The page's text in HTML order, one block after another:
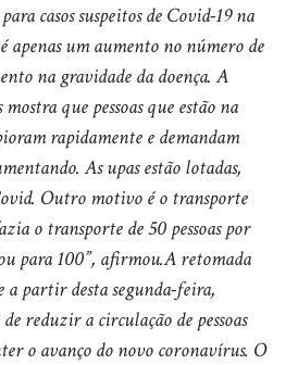
casos suspeitos de Covid-19 na
apenas um aumento no número de
na gravidade da doença. A
que pessoas que estão na
rapidamente e demandam
As upas estão lotadas,
Outro motivo é o transporte
o transporte de 50 pessoas por
para 100”, afirmou.A retomada
a partir desta segunda-feira,
reduzir a circulação de pessoas
o avanço do novo coronavírus. O